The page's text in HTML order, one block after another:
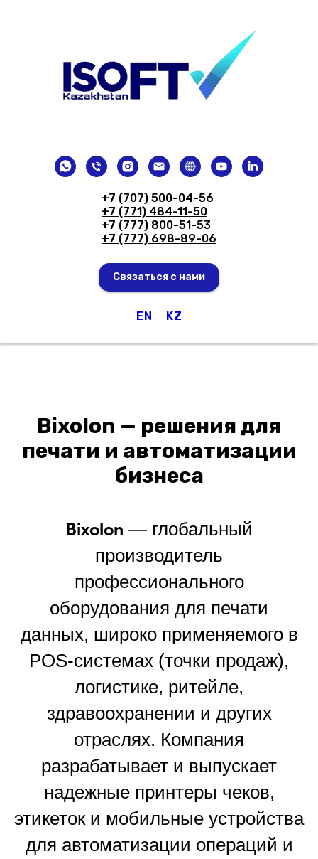
+7 (707) 500-04-56
+7 (771) 484-11-50
+7 (777) 800-51-53
+7 (777) 698-89-06
Связаться с нами
EN KZ
Bixolon — решения для
печати и автоматизации
бизнеса
Bixolon — глобальный
производитель
профессионального
оборудования для печати
данных, широко применяемого в
POS‑системах (точки продаж),
логистике, ритейле,
здравоохранении и других
отраслях. Компания
разрабатывает и выпускает
надежные принтеры чеков,
этикеток и мобильные устройства
для автоматизации операций и